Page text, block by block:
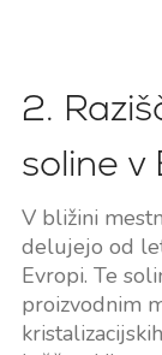
2.
soline v
V bližini
delujejo od
Evropi. Te
proizvodnim